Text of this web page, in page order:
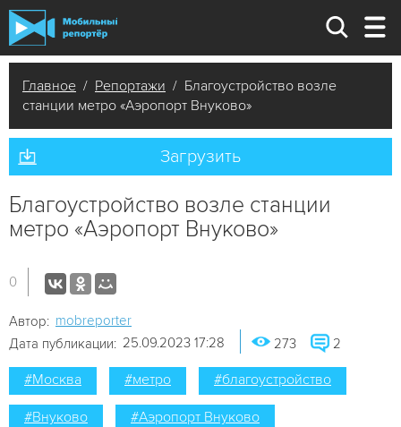
Главное / Репортажи / Благоустройство возле
станции метро «Аэропорт Внуково»
Загрузить
Благоустройство возле станции
метро «Аэропорт Внуково»
0
Автор: mobreporter
Дата публикации: 25.09.2023 17:28 273 2
#Москва #метро #благоустройство
#Внуково #Аэропорт Внуково